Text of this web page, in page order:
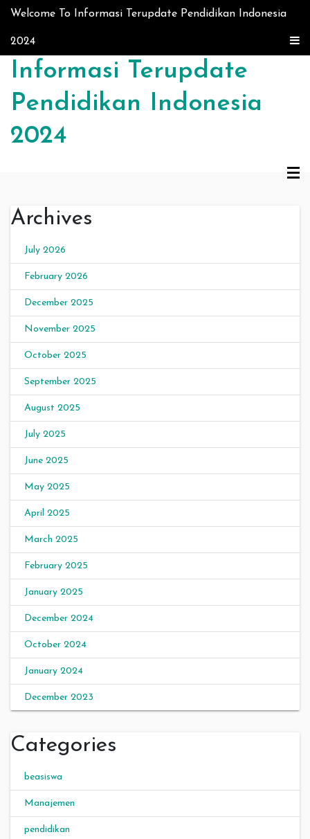
Skip to content
Welcome To Informasi Terupdate Pendidikan Indonesia
2024
Informasi Terupdate
Pendidikan Indonesia
2024
Archives
July 2026
February 2026
December 2025
November 2025
October 2025
September 2025
August 2025
July 2025
June 2025
May 2025
April 2025
March 2025
February 2025
January 2025
December 2024
October 2024
January 2024
December 2023
Categories
beasiswa
Manajemen
pendidikan